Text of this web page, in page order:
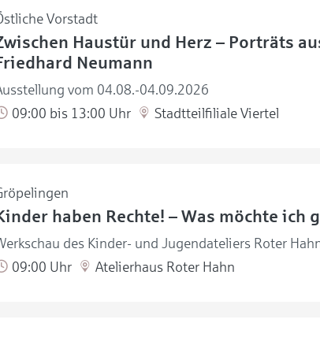
Vorstadt
Haustür und Herz – Porträts
Neumann
vom 04.08.-04.09.2026
09:00 bis 13:00 Uhr
Stadtteilfiliale Viertel
haben Rechte! – Was möchte ich
des Kinder- und Jugendateliers Roter
09:00 Uhr
Atelierhaus Roter Hahn